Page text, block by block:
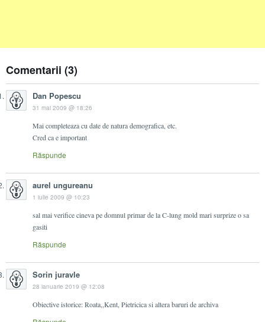
Comentarii (3)
Dan Popescu
31 mai 2009 @ 18:26
Mai completeaza cu date de natura demografica, etc.
Cred ca e important
Răspunde
aurel ungureanu
1 iulie 2009 @ 10:23
sal mai verifice cineva pe domnul primar de la C-lung mold mari surprize o sa
gasiti
Răspunde
Sorin juravle
28 ianuarie 2019 @ 12:08
Obiective istorice: Roata,,Kent, Pietricica si altera baruri de archiva